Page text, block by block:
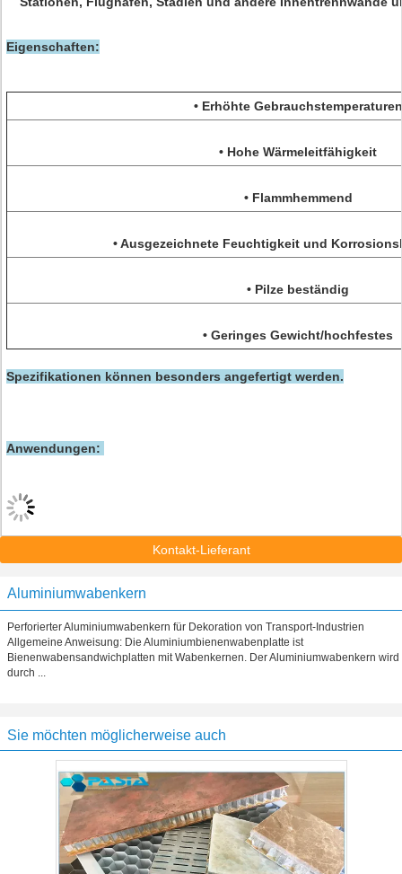
Eigenschaften:
• Erhöhte Gebrauchstemperaturen
• Hohe Wärmeleitfähigkeit
• Flammhemmend
• Ausgezeichnete Feuchtigkeit und
• Pilze beständig
• Geringes Gewicht/hochfestes
Spezifikationen können besonders angefertigt werden.
Anwendungen:
Kontakt-Lieferant
Aluminiumwabenkern
Perforierter Aluminiumwabenkern für Dekoration von Transport-Industrien
Allgemeine Anweisung: Die Aluminiumbienenwabenplatte ist
Bienenwabensandwichplatten mit Wabenkernen. Der Aluminiumwabenkern wird
durch ...
Sie möchten möglicherweise auch